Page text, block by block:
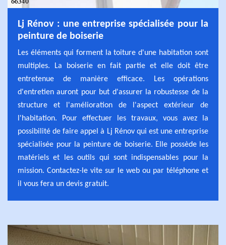
Lj Rénov : une entreprise spécialisée pour la
peinture de boiserie
Les éléments qui forment la toiture d'une habitation sont
multiples. La boiserie en fait partie et elle doit être
entretenue de manière efficace. Les opérations
d'entretien auront pour but d'assurer la robustesse de la
structure et l'amélioration de l'aspect extérieur de
l'habitation. Pour effectuer les travaux, vous avez la
possibilité de faire appel à Lj Rénov qui est une entreprise
spécialisée pour la peinture de boiserie. Elle possède les
matériels et les outils qui sont indispensables pour la
mission. Contactez-le vite sur le web ou par téléphone et
il vous fera un devis gratuit.